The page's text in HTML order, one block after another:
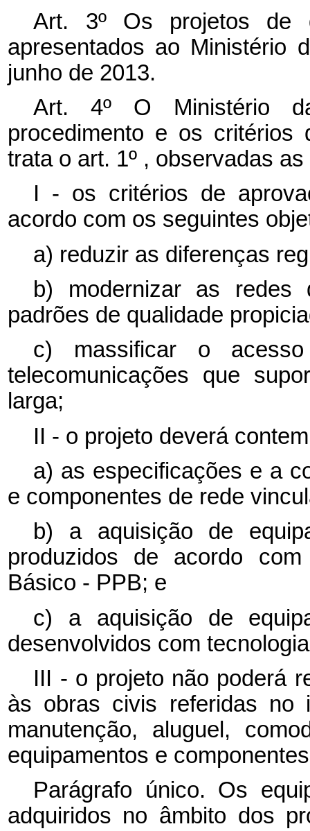
Art. 3º Os projetos de
apresentados ao Ministério
junho de 2013.
Art. 4º O Ministério
procedimento e os
trata o art. 1º , observadas
I - os critérios de
acordo com os seguintes
a) reduzir as diferenças
b) modernizar as redes
padrões de qualidade
c) massificar o
telecomunicações que
larga;
II - o projeto deverá
a) as especificações e a
e componentes de rede
b) a aquisição de
produzidos de acordo
Básico - PPB; e
c) a aquisição de
desenvolvidos com
III - o projeto não poderá
às obras civis referidas no
manutenção, aluguel,
equipamentos e
Parágrafo único. Os
adquiridos no âmbito dos